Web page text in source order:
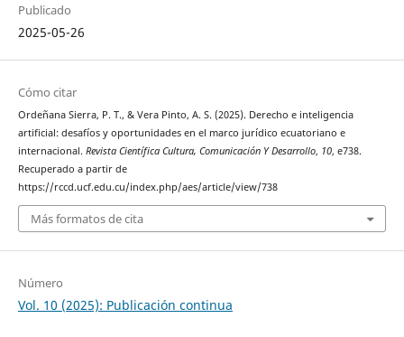
Publicado
2025-05-26
Cómo citar
Ordeñana Sierra, P. T., & Vera Pinto, A. S. (2025). Derecho e inteligencia
artificial: desafíos y oportunidades en el marco jurídico ecuatoriano e
internacional. Revista Científica Cultura, Comunicación Y Desarrollo, 10, e738.
Recuperado a partir de
https://rccd.ucf.edu.cu/index.php/aes/article/view/738
Más formatos de cita
Número
Vol. 10 (2025): Publicación continua